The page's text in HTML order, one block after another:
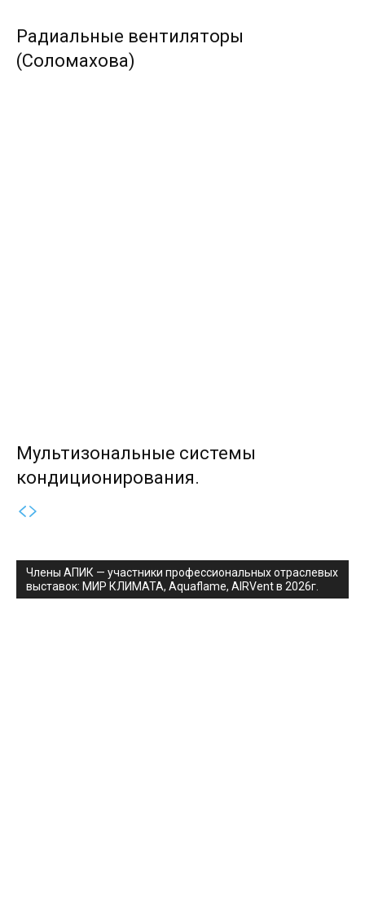
Радиальные вентиляторы
(Соломахова)
Мультизональные системы
кондиционирования.
Члены АПИК — участники профессиональных отраслевых
выставок: МИР КЛИМАТА, Aquaflame, AIRVent в 2026г.